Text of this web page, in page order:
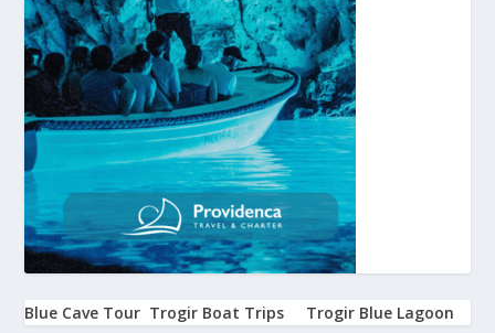
Blue Cave Tour Trogir Boat Trips Trogir Blue Lagoon